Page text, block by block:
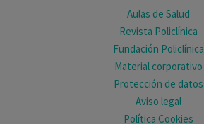
Aulas de Salud
Revista Policlínica
Fundación Policlínica
Material corporativo
Protección de datos
Aviso legal
Política Cookies